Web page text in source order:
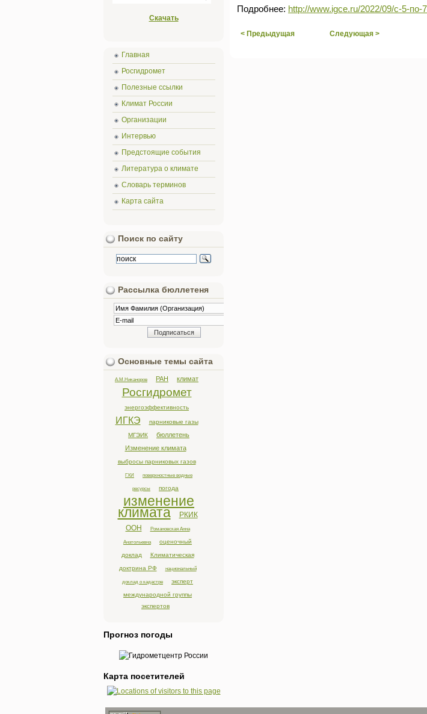
Подробнее: http://www.igce.ru/2022/09/с-5-
< Предыдущая Следующая >
Скачать
Главная
Росгидромет
Полезные ссылки
Климат России
Организации
Интервью
Предстоящие события
Литература о климате
Словарь терминов
Карта сайта
Поиск по сайту
Рассылка бюллетеня
Основные темы сайта
А.М.Никаноров РАН климат
Росгидромет
энергоэффективность
ИГКЭ
парниковые газы
МГЭИК
бюллетень
Изменение климата
выбросы парниковых газов
ГХИ поверхностные водные
ресурсы погода
изменение
климата
РКИК
ООН
Романовская Анна
Анатольевна
оценочный
доклад
Климатическая
доктрина РФ
национальный
доклад о кадастре
эксперт
международной группы
экспертов
Прогноз погоды
Карта посетителей